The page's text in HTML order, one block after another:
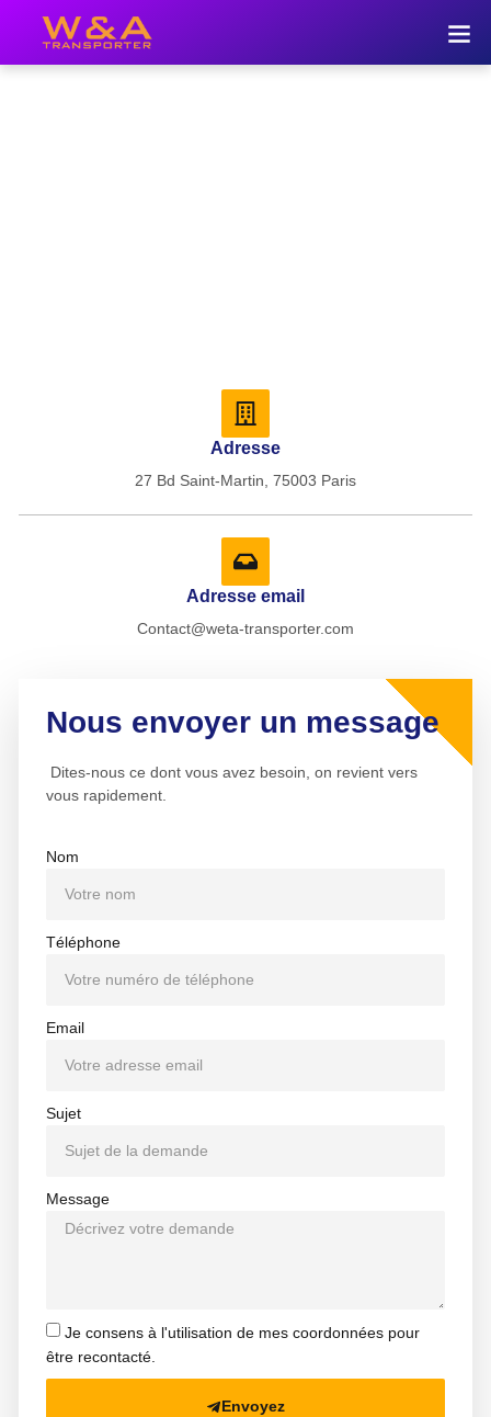
Adresse
27 Bd Saint-Martin, 75003 Paris
Adresse email
Contact@weta-transporter.com
Nous envoyer un message
Dites-nous ce dont vous avez besoin, on revient vers
vous rapidement.
Nom
Téléphone
Email
Sujet
Message
Je consens à l'utilisation de mes coordonnées pour
être recontacté.
Envoyez